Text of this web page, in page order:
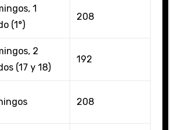
1
(1°)
208
2
(17 y 18)
192
208